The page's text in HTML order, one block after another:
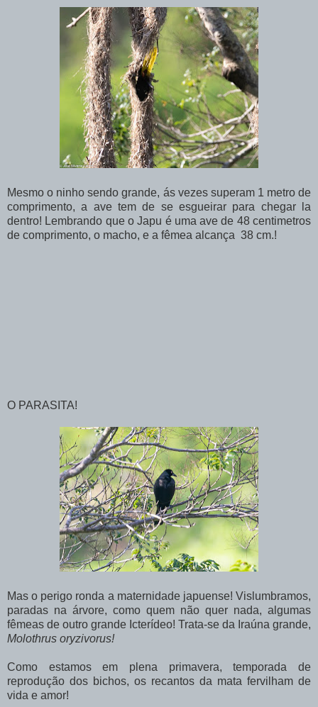
Mesmo o ninho sendo grande, ás vezes superam 1 metro de
comprimento, a ave tem de se esgueirar para chegar la
dentro! Lembrando que o Japu é uma ave de 48 centimetros
de comprimento, o macho, e a fêmea alcança 38 cm.!
O PARASITA!
Mas o perigo ronda a maternidade japuense! Vislumbramos,
paradas na árvore, como quem não quer nada, algumas
fêmeas de outro grande Icterídeo! Trata-se da Iraúna grande,
Molothrus oryzivorus!
Como estamos em plena primavera, temporada de
reprodução dos bichos, os recantos da mata fervilham de
vida e amor!